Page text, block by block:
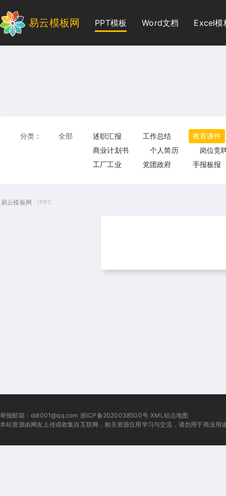
易云模板网 PPT模板 Word文档 Excel模
分类： 全部 述职汇报 工作总结
教育课件
商业计划书
个人简历
岗位竞
工厂工业
党团政府 手报板报
易云模板网 /PPT
举报邮箱：ddl001@qq.com 浙ICP备2020038500号 XML站点地图
本站资源由网友上传或收集自互联网，相关资源仅用学习与交流，请勿用于商业